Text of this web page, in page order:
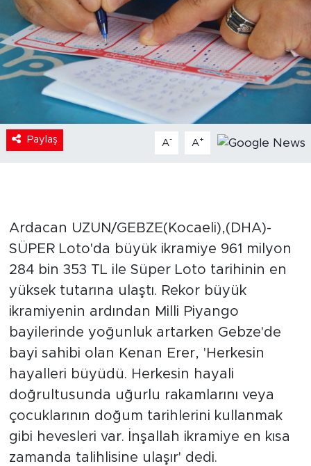
Paylaş A- A+
Ardacan UZUN/GEBZE(Kocaeli),(DHA)-
SÜPER Loto'da büyük ikramiye 961 milyon
284 bin 353 TL ile Süper Loto tarihinin en
yüksek tutarına ulaştı. Rekor büyük
ikramiyenin ardından Milli Piyango
bayilerinde yoğunluk artarken Gebze'de
bayi sahibi olan Kenan Erer, 'Herkesin
hayalleri büyüdü. Herkesin hayali
doğrultusunda uğurlu rakamlarını veya
çocuklarının doğum tarihlerini kullanmak
gibi hevesleri var. İnşallah ikramiye en kısa
zamanda talihlisine ulaşır' dedi.